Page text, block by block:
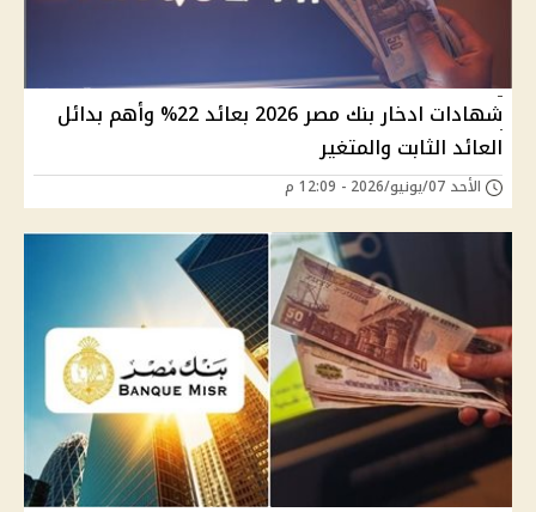
شهادات ادخار بنك مصر 2026 بعائد 22% وأهم بدائل
العائد الثابت والمتغير
الأحد 07/يونيو/2026 - 12:09 م